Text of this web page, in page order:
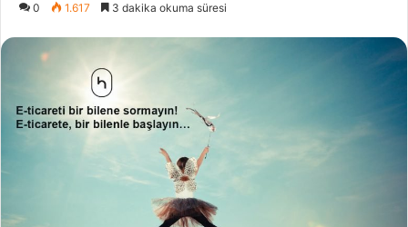
0 1.617 3 dakika okuma süresi